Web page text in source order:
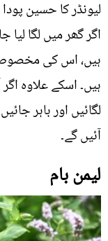
لیونڈر کا حسین
اگر گھر میں لگا
ہیں، اس کی
ہیں۔ اسکے علاوہ
لگائیں اور باہر
آئیں گے۔
لیمن بام